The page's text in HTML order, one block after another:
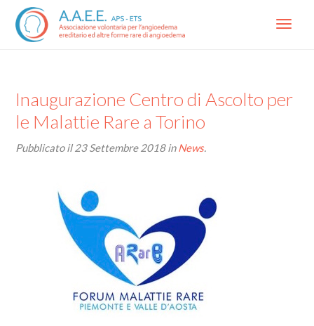
Menu
Inaugurazione Centro di Ascolto per
le Malattie Rare a Torino
Pubblicato il23 Settembre 2018inNews.